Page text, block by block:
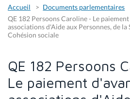
Accueil
Documents parlementaires
QE 182 Persoons Caroline - Le
associations d'Aide aux Personnes, de la
Cohésion sociale
QE 182 Persoons
Le paiement